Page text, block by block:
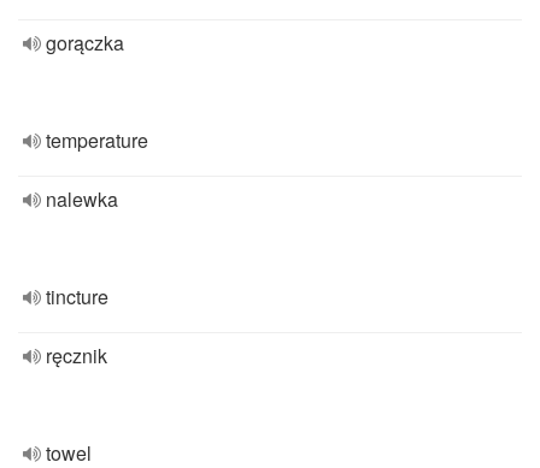
gorączka
temperature
nalewka
tincture
ręcznik
towel